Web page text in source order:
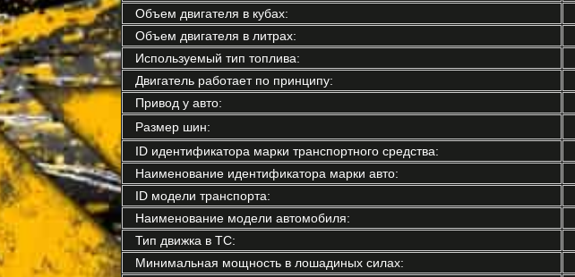
Объем двигателя в кубах:
Объем двигателя в литрах:
Используемый тип топлива:
Двигатель работает по принципу:
Привод у авто:
Размер шин:
ID идентификатора марки транспортного средства:
Наименование идентификатора марки авто:
ID модели транспорта:
Наименование модели автомобиля:
Тип движка в ТС:
Минимальная мощность в лошадиных силах: